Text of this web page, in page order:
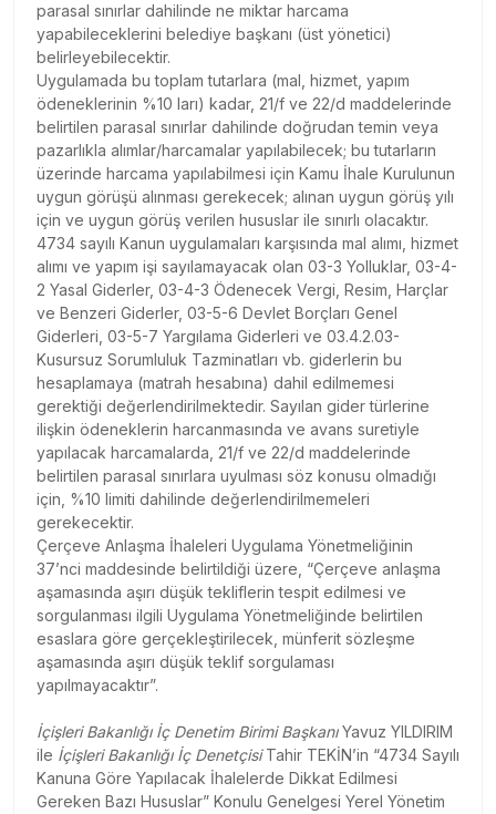
parasal sınırlar dahilinde ne miktar harcama
yapabileceklerini belediye başkanı (üst yönetici)
belirleyebilecektir.
Uygulamada bu toplam tutarlara (mal, hizmet, yapım
ödeneklerinin %10 ları) kadar, 21/f ve 22/d maddelerinde
belirtilen parasal sınırlar dahilinde doğrudan temin veya
pazarlıkla alımlar/harcamalar yapılabilecek; bu tutarların
üzerinde harcama yapılabilmesi için Kamu İhale Kurulunun
uygun görüşü alınması gerekecek; alınan uygun görüş yılı
için ve uygun görüş verilen hususlar ile sınırlı olacaktır.
4734 sayılı Kanun uygulamaları karşısında mal alımı, hizmet
alımı ve yapım işi sayılamayacak olan 03-3 Yolluklar, 03-4-
2 Yasal Giderler, 03-4-3 Ödenecek Vergi, Resim, Harçlar
ve Benzeri Giderler, 03-5-6 Devlet Borçları Genel
Giderleri, 03-5-7 Yargılama Giderleri ve 03.4.2.03-
Kusursuz Sorumluluk Tazminatları vb. giderlerin bu
hesaplamaya (matrah hesabına) dahil edilmemesi
gerektiği değerlendirilmektedir. Sayılan gider türlerine
ilişkin ödeneklerin harcanmasında ve avans suretiyle
yapılacak harcamalarda, 21/f ve 22/d maddelerinde
belirtilen parasal sınırlara uyulması söz konusu olmadığı
için, %10 limiti dahilinde değerlendirilmemeleri
gerekecektir.
Çerçeve Anlaşma İhaleleri Uygulama Yönetmeliğinin
37’nci maddesinde belirtildiği üzere, “Çerçeve anlaşma
aşamasında aşırı düşük tekliflerin tespit edilmesi ve
sorgulanması ilgili Uygulama Yönetmeliğinde belirtilen
esaslara göre gerçekleştirilecek, münferit sözleşme
aşamasında aşırı düşük teklif sorgulaması
yapılmayacaktır”.
İçişleri Bakanlığı İç Denetim Birimi BaşkanıYavuz YILDIRIM
ile İçişleri Bakanlığı İç DenetçisiTahir TEKİN’in “4734 Sayılı
Kanuna Göre Yapılacak İhalelerde Dikkat Edilmesi
Gereken Bazı Hususlar” Konulu Genelgesi Yerel Yönetim